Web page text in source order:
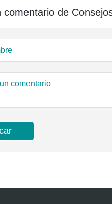
comentario de